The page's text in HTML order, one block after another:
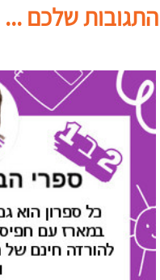
התגובות שלכם ...